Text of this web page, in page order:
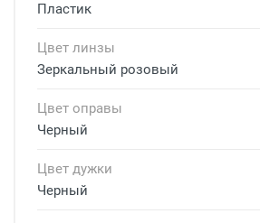
Пластик
Цвет линзы
Зеркальный розовый
Цвет оправы
Черный
Цвет дужки
Черный